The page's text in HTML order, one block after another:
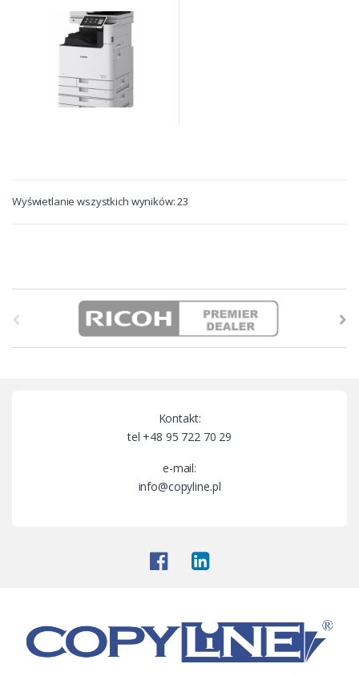
Wyświetlanie wszystkich wyników: 23
Kontakt:
tel +48 95 722 70 29
e-mail:
info@copyline.pl